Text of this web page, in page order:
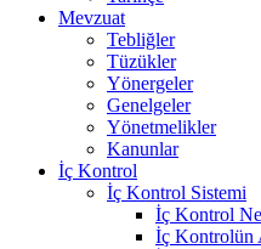
Mevzuat
Tebliğler
Tüzükler
Yönergeler
Genelgeler
Yönetmelikler
Kanunlar
İç Kontrol
İç Kontrol Sistemi
İç Kontrol
İç Kontrolün